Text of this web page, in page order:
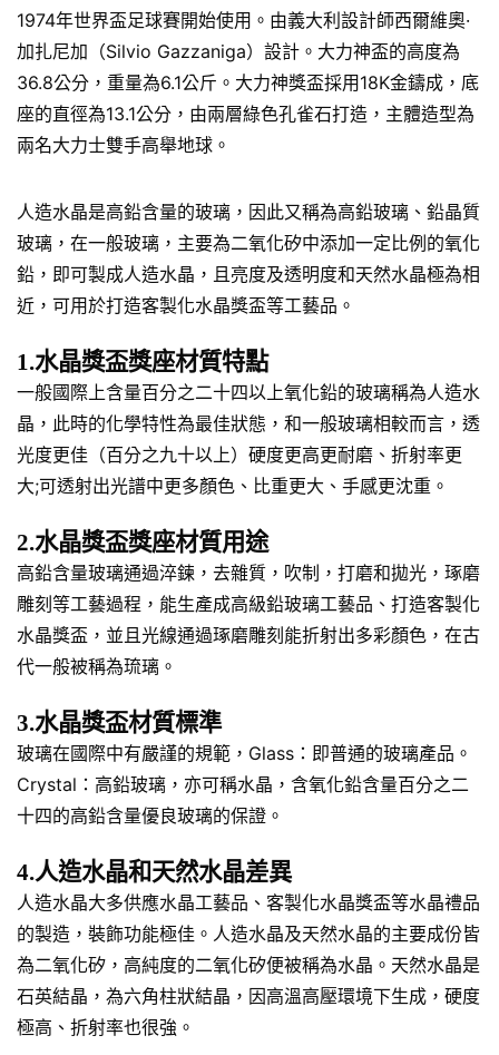
1974年世界盃足球賽開始使用。由義大利設計師西爾維奧·
加扎尼加（Silvio Gazzaniga）設計。大力神盃的高度為
36.8公分，重量為6.1公斤。大力神獎盃採用18K金鑄成，底
座的直徑為13.1公分，由兩層綠色孔雀石打造，主體造型為
兩名大力士雙手高舉地球。
人造水晶是高鉛含量的玻璃，因此又稱為高鉛玻璃、鉛晶質
玻璃，在一般玻璃，主要為二氧化矽中添加一定比例的氧化
鉛，即可製成人造水晶，且亮度及透明度和天然水晶極為相
近，可用於打造客製化水晶獎盃等工藝品。
1.水晶獎盃獎座材質特點
一般國際上含量百分之二十四以上氧化鉛的玻璃稱為人造水
晶，此時的化學特性為最佳狀態，和一般玻璃相較而言，透
光度更佳（百分之九十以上）硬度更高更耐磨、折射率更
大;可透射出光譜中更多顏色、比重更大、手感更沈重。
2.水晶獎盃獎座材質用途
高鉛含量玻璃通過淬鍊，去雜質，吹制，打磨和拋光，琢磨
雕刻等工藝過程，能生產成高級鉛玻璃工藝品、打造客製化
水晶獎盃，並且光線通過琢磨雕刻能折射出多彩顏色，在古
代一般被稱為琉璃。
3.水晶獎盃材質標準
玻璃在國際中有嚴謹的規範，Glass：即普通的玻璃產品。
Crystal：高鉛玻璃，亦可稱水晶，含氧化鉛含量百分之二
十四的高鉛含量優良玻璃的保證。
4.人造水晶和天然水晶差異
人造水晶大多供應水晶工藝品、客製化水晶獎盃等水晶禮品
的製造，裝飾功能極佳。人造水晶及天然水晶的主要成份皆
為二氧化矽，高純度的二氧化矽便被稱為水晶。天然水晶是
石英結晶，為六角柱狀結晶，因高溫高壓環境下生成，硬度
極高、折射率也很強。